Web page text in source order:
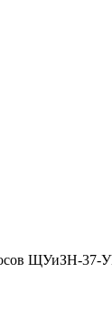
ЩУиЗН-37-